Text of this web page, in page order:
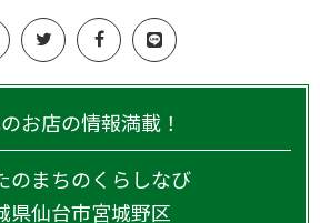
お店の情報満載！
のまちのくらしなび
県仙台市宮城野区